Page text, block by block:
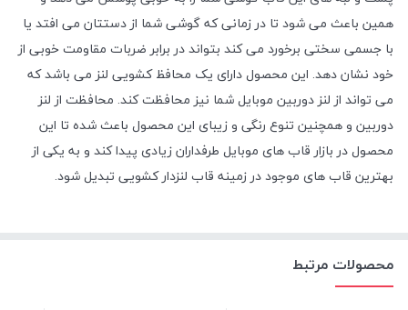
همین باعث می شود تا در زمانی که گوشی شما از دستتان می افتد یا
با جسمی سختی برخورد می کند بتواند در برابر ضربات مقاومت خوبی از
خود نشان دهد. این محصول دارای یک محافظ کشویی لنز می باشد که
می تواند از لنز دوربین موبایل شما نیز محافظت کند. محافظت از لنز
دوربین و همچنین تنوع رنگی و زیبای این محصول باعث شده تا این
محصول در بازار قاب های موبایل طرفداران زیادی پیدا کند و به یکی از
بهترین قاب های موجود در زمینه قاب لنزدار کشویی تبدیل شود.
محصولات مرتبط